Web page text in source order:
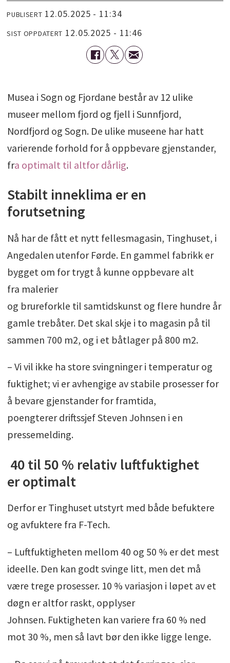
PUBLISERT 12.05.2025 - 11:34
SIST OPPDATERT 12.05.2025 - 11:46
Musea i Sogn og Fjordane består av 12 ulike
museer mellom fjord og fjell i Sunnfjord,
Nordfjord og Sogn. De ulike museene har hatt
varierende forhold for å oppbevare gjenstander,
fra optimalt til altfor dårlig.
Stabilt inneklima er en
forutsetning
Nå har de fått et nytt fellesmagasin, Tinghuset, i
Angedalen utenfor Førde. En gammel fabrikk er
bygget om for trygt å kunne oppbevare alt
fra malerier
og brureforkle til samtidskunst og flere hundre år
gamle trebåter. Det skal skje i to magasin på til
sammen 700 m2, og i et båtlager på 800 m2.
– Vi vil ikke ha store svingninger i temperatur og
fuktighet; vi er avhengige av stabile prosesser for
å bevare gjenstander for framtida,
poengterer driftssjef Steven Johnsen i en
pressemelding.
40 til 50 % relativ luftfuktighet
er optimalt
Derfor er Tinghuset utstyrt med både befuktere
og avfuktere fra F-Tech.
– Luftfuktigheten mellom 40 og 50 % er det mest
ideelle. Den kan godt svinge litt, men det må
være trege prosesser. 10 % variasjon i løpet av et
døgn er altfor raskt, opplyser
Johnsen. Fuktigheten kan variere fra 60 % ned
mot 30 %, men så lavt bør den ikke ligge lenge.